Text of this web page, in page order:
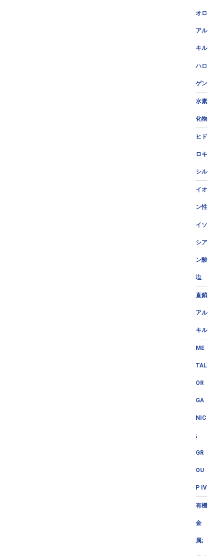
オロ
アル
キル
ハロ
ゲン
水素
化物
ヒド
ロキ
シル
イオ
ン性
イソ
シア
ン酸
塩
直鎖
アル
キル
ME
TAL
OR
GA
NIC
;
GR
OU
P IV
有機
金
属;